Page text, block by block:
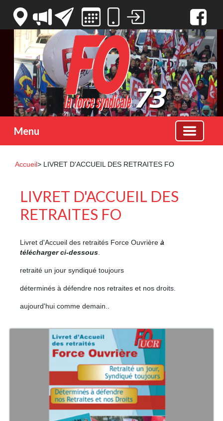
Menu
Accueil> LIVRET D'ACCUEIL DES RETRAITES FO
LIVRET D'ACCUEIL DES
RETRAITES FO
Livret d'Accueil des retraités Force Ouvrière à
télécharger ci-dessous
retraité un jour syndiqué toujours
déterminés à défendre nos retraites et nos droits.
aujourd'hui comme demain..